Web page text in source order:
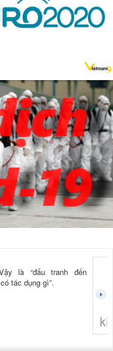
là “đấu tranh đến
tác dụng gì”.